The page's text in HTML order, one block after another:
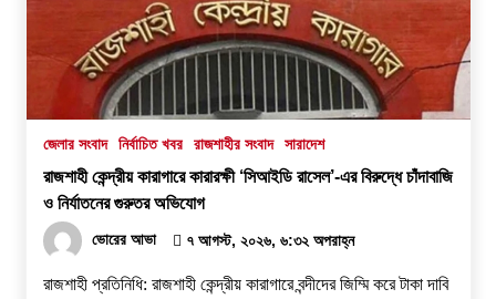
জেলার সংবাদ নির্বাচিত খবর রাজশাহীর সংবাদ সারাদেশ
রাজশাহী কেন্দ্রীয় কারাগারে কারারক্ষী ‘সিআইডি রাসেল’-এর বিরুদ্ধে চাঁদাবাজি
ও নির্যাতনের গুরুতর অভিযোগ
ভোরের আভা ৭ আগস্ট, ২০২৬, ৬:৩২ অপরাহ্ন
রাজশাহী প্রতিনিধি: রাজশাহী কেন্দ্রীয় কারাগারে বন্দীদের জিম্মি করে টাকা দাবি